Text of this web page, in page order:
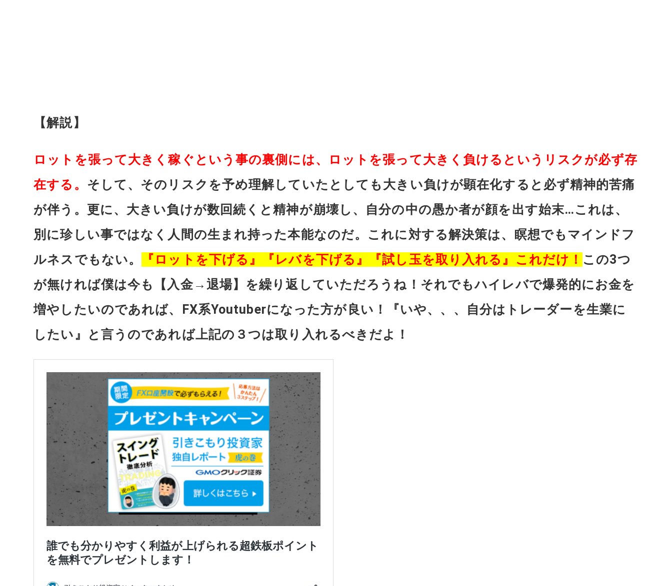
【解説】
ロットを張って大きく稼ぐという事の裏側には、ロットを張って大きく負けるというリスクが必ず存
在する。 そして、そのリスクを予め理解していたとしても大きい負けが顕在化すると必ず精神的苦痛
が伴う。更に、大きい負けが数回続くと精神が崩壊し、自分の中の愚か者が顔を出す始末…これは、
別に珍しい事ではなく人間の生まれ持った本能なのだ。これに対する解決策は、瞑想でもマインドフ
ルネスでもない。
『ロットを下げる』『レバを下げる』『試し玉を取り入れる』これだけ！ この3つ
が無ければ僕は今も【入金→退場】を繰り返していただろうね！それでもハイレバで爆発的にお金を
増やしたいのであれば、FX系Youtuberになった方が良い！『いや、、、自分はトレーダーを生業に
したい』と言うのであれば上記の３つは取り入れるべきだよ！